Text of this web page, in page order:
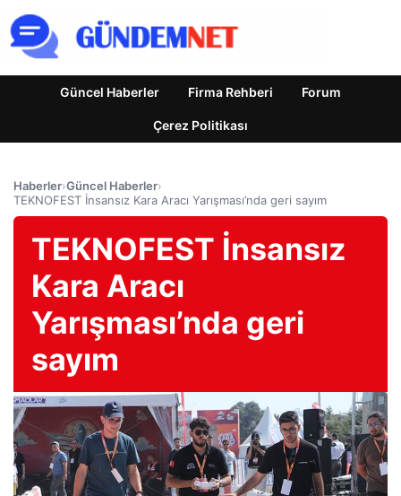
Güncel Haberler Firma Rehberi Forum
Çerez Politikası
Haberler›Güncel Haberler›
TEKNOFEST İnsansız Kara Aracı Yarışması’nda geri sayım
TEKNOFEST İnsansız
Kara Aracı
Yarışması’nda geri
sayım